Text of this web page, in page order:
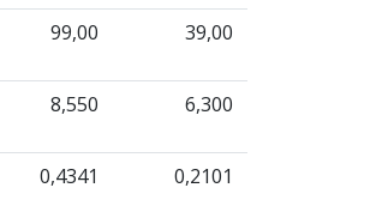
99,00 39,00
8,550 6,300
0,4341 0,2101